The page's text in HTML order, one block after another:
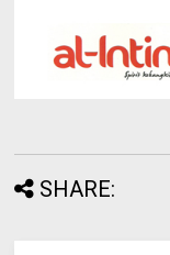
SHARE: